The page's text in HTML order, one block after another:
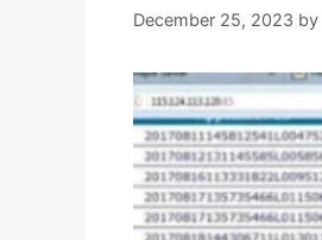
December 25, 2023 by